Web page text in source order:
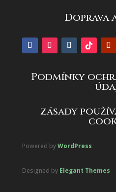
Doprava
Podmínky
zásady
Powered byWordPress
Designed by Elegant Themes